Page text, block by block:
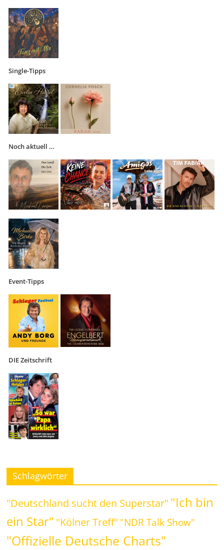
Single-Tipps
Noch aktuell …
Event-Tipps
DIE Zeitschrift
Schlagwörter
"Deutschland sucht den Superstar" "Ich bin
ein Star" "Kölner Treff" "NDR Talk Show"
"Offizielle Deutsche Charts"